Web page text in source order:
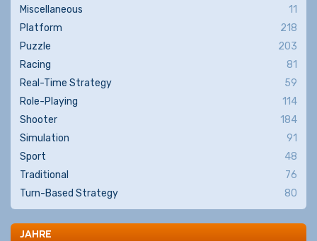
Miscellaneous
11
Platform
218
Puzzle
203
Racing
81
Real-Time Strategy
59
Role-Playing
114
Shooter
184
Simulation
91
Sport
48
Traditional
76
Turn-Based Strategy
80
JAHRE